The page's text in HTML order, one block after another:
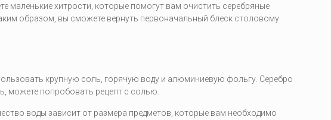
маленькие хитрости, которые помогут вам очистить серебряные
образом, вы сможете вернуть первоначальный блеск столовому
крупную соль, горячую воду и алюминиевую фольгу. Серебро
можете попробовать рецепт с солью.
воды зависит от размера предметов, которые вам необходимо